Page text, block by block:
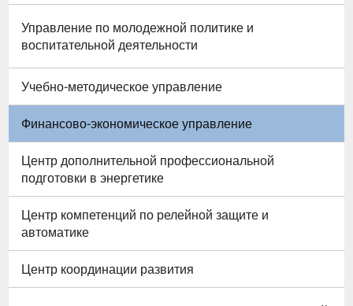
Управление по молодежной политике и
воспитательной деятельности
Учебно-методическое управление
Финансово-экономическое управление
Центр дополнительной профессиональной
подготовки в энергетике
Центр компетенций по релейной защите и
автоматике
Центр координации развития